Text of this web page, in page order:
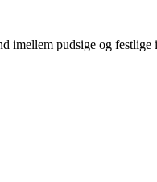
pudsige og